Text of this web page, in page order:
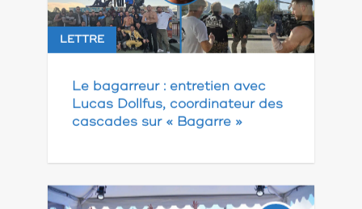
LETTRE
Le bagarreur : entretien avec
Lucas Dollfus, coordinateur des
cascades sur « Bagarre »